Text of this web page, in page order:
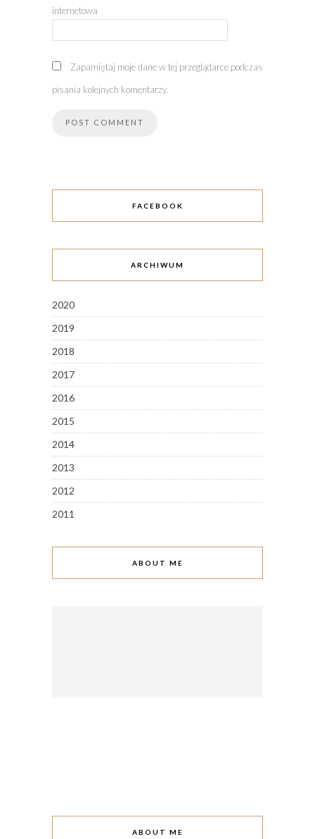
internetowa
Zapamiętaj moje dane w tej przeglądarce podczas
pisania kolejnych komentarzy.
FACEBOOK
ARCHIWUM
2020
2019
2018
2017
2016
2015
2014
2013
2012
2011
ABOUT ME
ABOUT ME